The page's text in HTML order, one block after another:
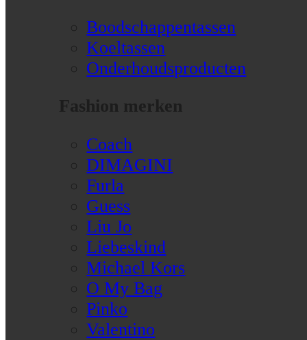
Boodschappentassen
Koeltassen
Onderhoudsproducten
Fashion merken
Coach
DIMAGINI
Furla
Guess
Liu Jo
Liebeskind
Michael Kors
O My Bag
Pinko
Valentino